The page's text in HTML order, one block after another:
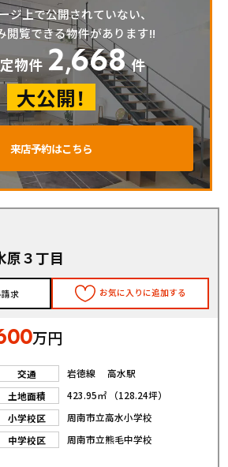
ジ上で公開されていない、
閲覧できる物件があります!!
物件 2,668 件
大公開！
来店予約はこちら
原３丁目
求 お気に入りに追加する
万円
交通
岩徳線 高水駅
土地面積
423.95㎡ （128.24坪）
小学校区
周南市立高水小学校
中学校区
周南市立熊毛中学校